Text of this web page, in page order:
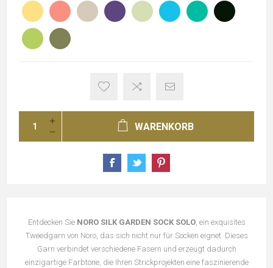
WARENKORB
Entdecken Sie NORO SILK GARDEN SOCK SOLO, ein exquisites
Tweedgarn von Noro, das sich nicht nur für Socken eignet. Dieses
Garn verbindet verschiedene Fasern und erzeugt dadurch
einzigartige Farbtöne, die Ihren Strickprojekten eine faszinierende